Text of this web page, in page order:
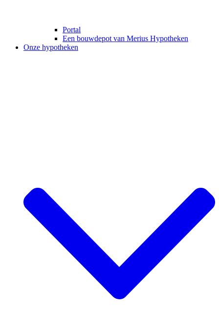
Portal
Een bouwdepot van Merius Hypotheken
Onze hypotheken